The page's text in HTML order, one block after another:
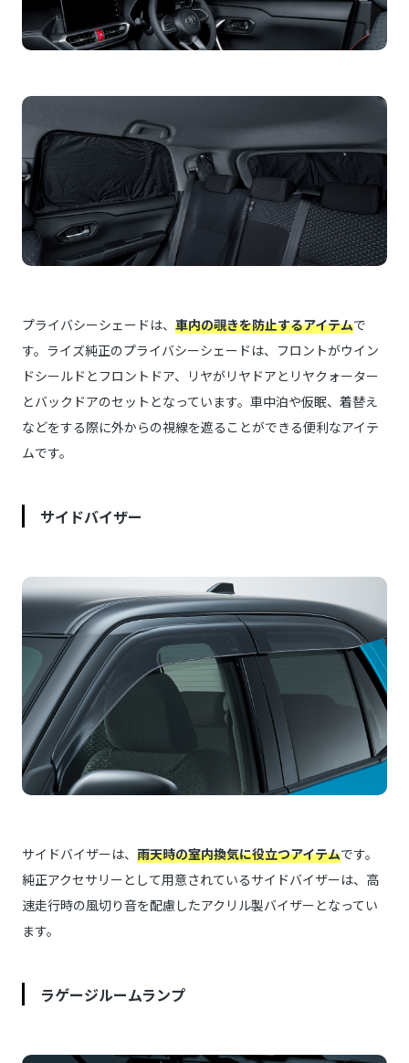
プライバシーシェードは、 車内の覗きを防止するアイテムで
す。ライズ純正のプライバシーシェードは、フロントがウイン
ドシールドとフロントドア、リヤがリヤドアとリヤクォーター
とバックドアのセットとなっています。車中泊や仮眠、着替え
などをする際に外からの視線を遮ることができる便利なアイテ
ムです。
サイドバイザー
サイドバイザーは、 雨天時の室内換気に役立つアイテムです。
純正アクセサリーとして用意されているサイドバイザーは、高
速走行時の風切り音を配慮したアクリル製バイザーとなってい
ます。
ラゲージルームランプ